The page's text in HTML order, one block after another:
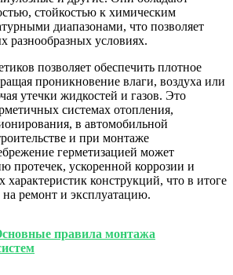
стойкостью к химическим
диапазонами, что позволяет
разнообразных условиях.
позволяет обеспечить плотное
проникновение влаги, воздуха или
утечки жидкостей и газов. Это
системах отопления,
в автомобильной
и при монтаже
герметизацией может
протечек, ускоренной коррозии и
конструкций, что в итоге
на ремонт и эксплуатацию.
правила монтажа